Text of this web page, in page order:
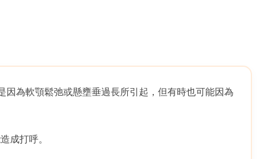
為軟顎鬆弛或懸壅垂過長所引起，但有時也可能因為
成打呼。